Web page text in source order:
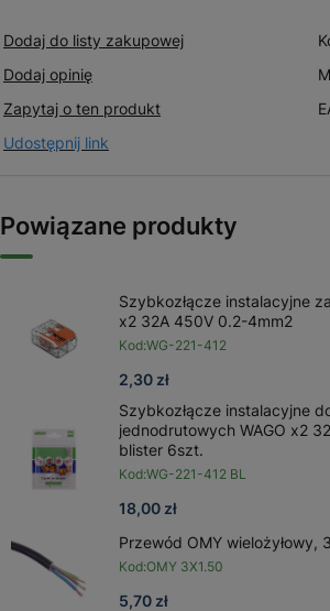
Dodaj do listy zakupowej
Dodaj opinię
Zapytaj o ten produkt
Udostępnij link
Powiązane produkty
Szybkozłącze instalacyjne
x2 32A 450V 0.2-4mm2
Kod:WG-221-412
2,30 zł
Szybkozłącze instalacyjne
jednodrutowych WAGO x2
blister 6szt.
Kod:WG-221-412 BL
18,00 zł
Przewód OMY wielożyłowy,
Kod:OMY 3X1.50
5,70 zł